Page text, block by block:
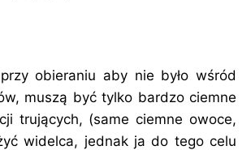
obieraniu aby nie było wśród
muszą być tylko bardzo ciemne
trujących, (same ciemne owoce,
widelca, jednak ja do tego celu